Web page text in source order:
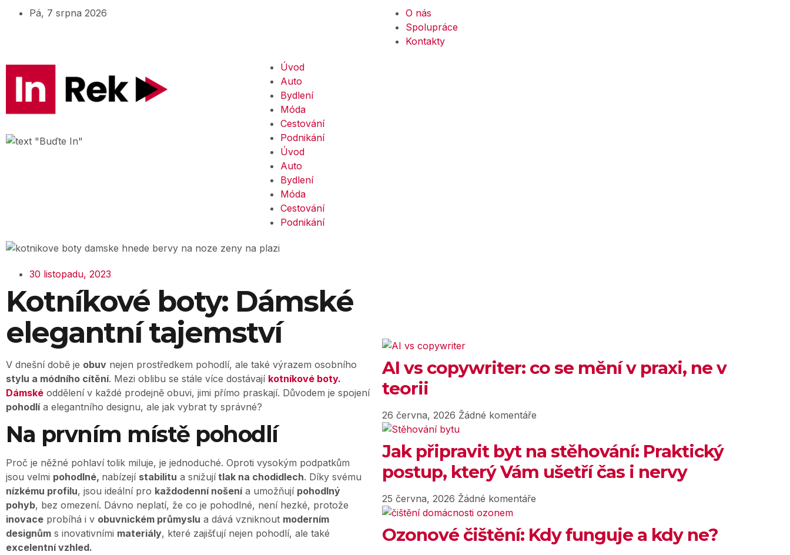
Pá, 7 srpna 2026
O nás
Spolupráce
Kontakty
Úvod
Auto
Bydlení
Móda
Cestování
Podnikání
Úvod
Auto
Bydlení
Móda
Cestování
Podnikání
30 listopadu, 2023
Kotníkové boty: Dámské
elegantní tajemství
V dnešní době je obuv nejen prostředkem pohodlí, ale také výrazem osobního
stylu a módního cítění. Mezi oblibu se stále více dostávají kotníkové boty.
Dámské oddělení v každé prodejně obuvi, jimi přímo praskají. Důvodem je spojení
pohodlía elegantního designu, ale jak vybrat ty správné?
Na prvním místě pohodlí
Proč je něžné pohlaví tolik miluje, je jednoduché. Oproti vysokým podpatkům
jsou velmi pohodlné, nabízejí stabilitu a snižujítlak na chodidlech. Díky svému
nízkému profilu, jsou ideální pro každodenní nošenía umožňují pohodlný
pohyb, bez omezení. Dávno neplatí, že co je pohodlné, není hezké, protože
inovace probíhá i v obuvnickém průmyslu a dává vzniknout moderním
designům s inovativními materiály, které zajišťují nejen pohodlí, ale také
excelentní vzhled.
AI vs copywriter: co se mění v praxi, ne v
teorii
26 června, 2026 Žádné komentáře
Jak připravit byt na stěhování: Praktický
postup, který Vám ušetří čas i nervy
25 června, 2026 Žádné komentáře
Ozonové čištění: Kdy funguje a kdy ne?